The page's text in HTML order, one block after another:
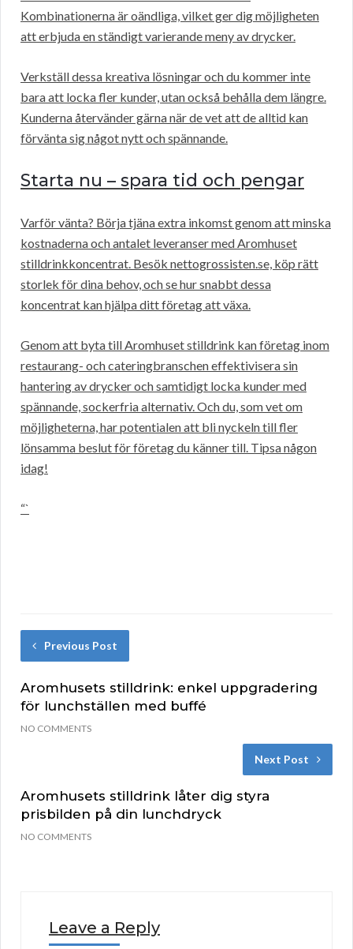
Kombinationerna är oändliga, vilket ger dig möjligheten
att erbjuda en ständigt varierande meny av drycker.
Verkställ dessa kreativa lösningar och du kommer inte
bara att locka fler kunder, utan också behålla dem längre.
Kunderna återvänder gärna när de vet att de alltid kan
förvänta sig något nytt och spännande.
Starta nu – spara tid och pengar
Varför vänta? Börja tjäna extra inkomst genom att minska
kostnaderna och antalet leveranser med Aromhuset
stilldrinkkoncentrat. Besök nettogrossisten.se, köp rätt
storlek för dina behov, och se hur snabbt dessa
koncentrat kan hjälpa ditt företag att växa.
Genom att byta till Aromhuset stilldrink kan företag inom
restaurang- och cateringbranschen effektivisera sin
hantering av drycker och samtidigt locka kunder med
spännande, sockerfria alternativ. Och du, som vet om
möjligheterna, har potentialen att bli nyckeln till fler
lönsamma beslut för företag du känner till. Tipsa någon
idag!
“`
Previous Post
Aromhusets stilldrink: enkel uppgradering
för lunchställen med buffé
NO COMMENTS
Next Post
Aromhusets stilldrink låter dig styra
prisbilden på din lunchdryck
NO COMMENTS
Leave a Reply